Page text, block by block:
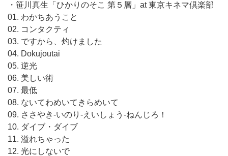
・笹川真生「ひかりのそこ 第５層」at 東京キネマ倶楽部
01. わかちあうこと
02. コンタクティ
03. ですから、灼けました
04. Dokujoutai
05. 逆光
06. 美しい術
07. 最低
08. ないてわめいてきらめいて
09. ささやき-いのり-えいしょう-ねんじろ！
10. ダイブ・ダイブ
11. 溢れちゃった
12. 光にしないで